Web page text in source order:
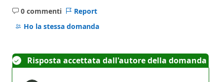
0 commenti
Nessun
commento
Report
Ho la stessa domanda
Risposta accettata dall'autore della domanda